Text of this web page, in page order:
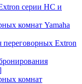
серии HC и
комнат Yamaha
переговорных Extron
комнат